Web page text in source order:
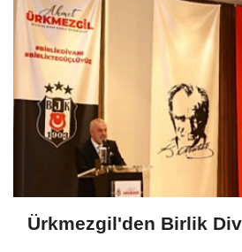
Ürkmezgil'den Birlik